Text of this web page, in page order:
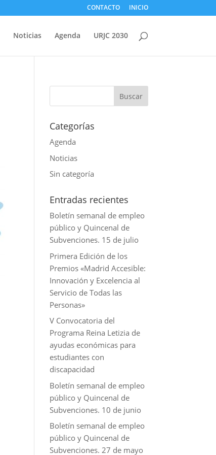
CONTACTO INICIO
Noticias Agenda URJC 2030
Categorías
Agenda
Noticias
Sin categoría
Entradas recientes
Boletín semanal de empleo
público y Quincenal de
Subvenciones. 15 de julio
Primera Edición de los
Premios «Madrid Accesible:
Innovación y Excelencia al
Servicio de Todas las
Personas»
V Convocatoria del
Programa Reina Letizia de
ayudas económicas para
estudiantes con
discapacidad
Boletín semanal de empleo
público y Quincenal de
Subvenciones. 10 de junio
Boletín semanal de empleo
público y Quincenal de
Subvenciones. 27 de mayo